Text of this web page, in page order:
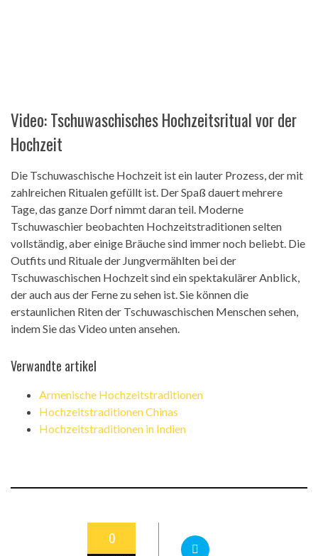
Video: Tschuwaschisches Hochzeitsritual vor der
Hochzeit
Die Tschuwaschische Hochzeit ist ein lauter Prozess, der mit
zahlreichen Ritualen gefüllt ist. Der Spaß dauert mehrere
Tage, das ganze Dorf nimmt daran teil. Moderne
Tschuwaschier beobachten Hochzeitstraditionen selten
vollständig, aber einige Bräuche sind immer noch beliebt. Die
Outfits und Rituale der Jungvermählten bei der
Tschuwaschischen Hochzeit sind ein spektakulärer Anblick,
der auch aus der Ferne zu sehen ist. Sie können die
erstaunlichen Riten der Tschuwaschischen Menschen sehen,
indem Sie das Video unten ansehen.
Verwandte artikel
Armenische Hochzeitstraditionen
Hochzeitstraditionen Chinas
Hochzeitstraditionen in Indien
0